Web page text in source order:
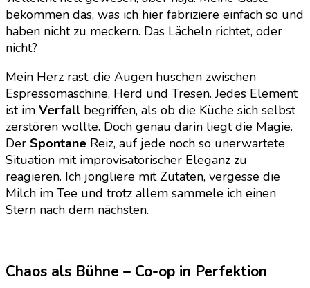
bekommen das, was ich hier fabriziere einfach so und
haben nicht zu meckern. Das Lächeln richtet, oder
nicht?
Mein Herz rast, die Augen huschen zwischen
Espressomaschine, Herd und Tresen. Jedes Element
ist im Verfall begriffen, als ob die Küche sich selbst
zerstören wollte. Doch genau darin liegt die Magie.
Der Spontane Reiz, auf jede noch so unerwartete
Situation mit improvisatorischer Eleganz zu
reagieren. Ich jongliere mit Zutaten, vergesse die
Milch im Tee und trotz allem sammele ich einen
Stern nach dem nächsten.
Chaos als Bühne – Co-op in Perfektion